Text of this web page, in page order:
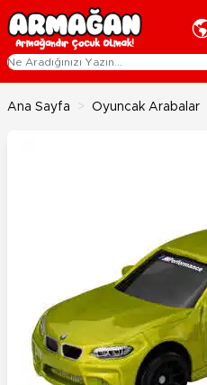
İçeriğe geç
Ana Sayfa > Oyuncak Arabalar